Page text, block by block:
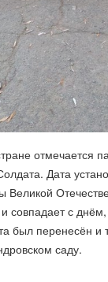
отмечается
Дата
Великой
совпадает с
был перенесён и
саду.